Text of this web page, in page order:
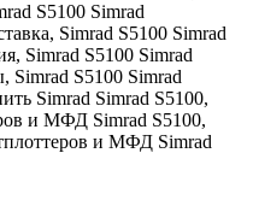
S5100 Simrad
, Simrad S5100 Simrad
, Simrad S5100 Simrad
, Simrad S5100 Simrad
Simrad Simrad S5100,
и МФД Simrad S5100,
и МФД Simrad